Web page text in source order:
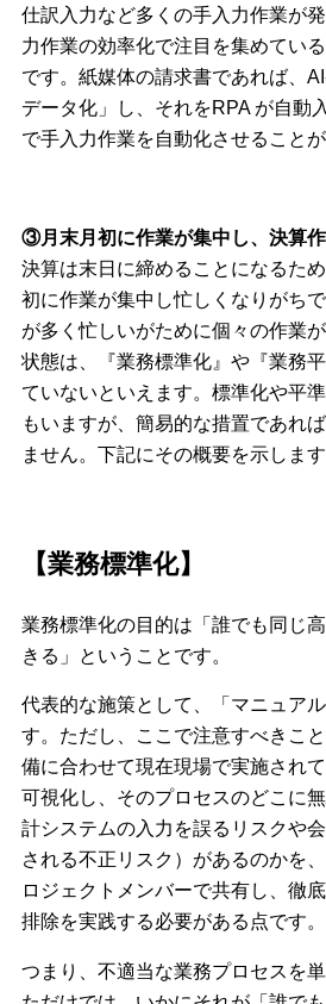
仕訳入力など多くの手入力作業が
力作業の効率化で注目を集めてい
です。紙媒体の請求書であれば、
データ化」し、それをRPA が自動
で手入力作業を自動化させることが
③月末月初に作業が集中し、決算
決算は末日に締めることになるた
初に作業が集中し忙しくなりがち
が多く忙しいがために個々の作業
状態は、『業務標準化』や『業務
ていないといえます。標準化や平
もいますが、簡易的な措置であれ
ません。下記にその概要を示します
【業務標準化】
業務標準化の目的は「誰でも同じ
きる」ということです。
代表的な施策として、「マニュア
す。ただし、ここで注意すべきこ
備に合わせて現在現場で実施され
可視化し、そのプロセスのどこに
計システムの入力を誤るリスクや
される不正リスク）があるのかを
ロジェクトメンバーで共有し、徹
排除を実践する必要がある点です。
つまり、不適当な業務プロセスを